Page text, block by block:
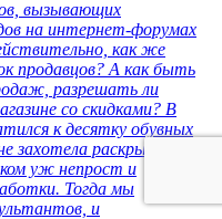
вызывающих
на интернет-форумах
как же
продавцов? А как быть
разрешать ли
со скидками? В
к десятку обувных
захотела раскрывать
уж непрост и
Тогда мы
и